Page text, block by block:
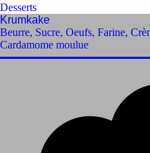
Desserts
Krumkake
Beurre, Sucre, Oeufs, Farine,
Cardamome moulue